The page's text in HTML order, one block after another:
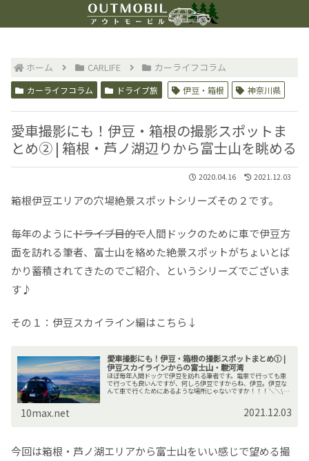
ホーム CARLIFE カーライフコラム
カーライフコラム ドライブ旅 伊豆・箱根 神奈川県
愛車撮影にも！伊豆・箱根の撮影スポットま
とめ② | 箱根・芦ノ湖辺りから富士山を眺める
2020.04.16 2021.12.03
箱根伊豆エリアの穴場絶景スポットシリーズその２です。
毎年のようにドライブ目的で人間ドックのために車で伊豆方
面を訪れる筆者、富士山を絡めた絶景スポットがちょいとば
かり蓄積されてきたのでご紹介、というシリーズでございま
す♪
その１：伊豆スカイライン編はこちら↓
愛車撮影にも！伊豆・箱根の撮影スポットまとめ① |
伊豆スカイラインからの富士山・駿河湾
ほぼ毎年人間ドックで伊豆を訪れる筆者です。電車で行っても車
で行っても良いんですが、何しろ伊豆ですからね、伊豆。伊豆な
んて車で行くためにあるような場所じゃないですか！！！＼＼\٩(
10max.net 2021.12.03
今回は箱根・芦ノ湖エリアから富士山をいい感じで望める撮